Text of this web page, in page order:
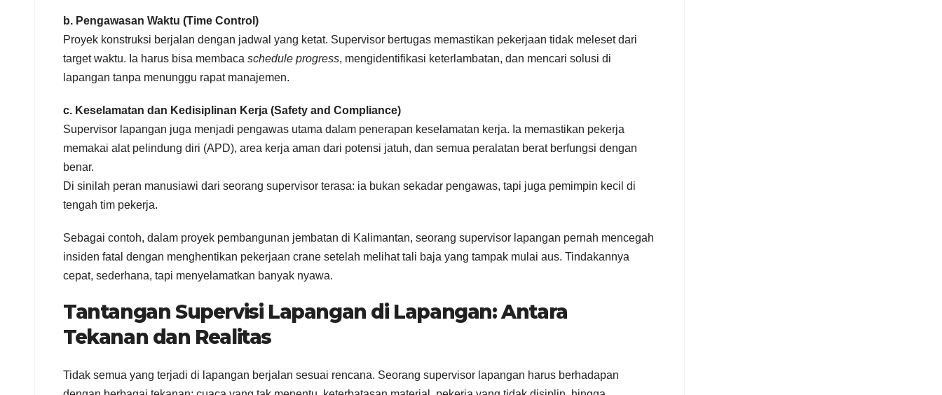
b. Pengawasan Waktu (Time Control)
Proyek konstruksi berjalan dengan jadwal yang ketat. Supervisor bertugas memastikan pekerjaan tidak meleset dari
target waktu. Ia harus bisa membaca schedule progress, mengidentifikasi keterlambatan, dan mencari solusi di
lapangan tanpa menunggu rapat manajemen.
c. Keselamatan dan Kedisiplinan Kerja (Safety and Compliance)
Supervisor lapangan juga menjadi pengawas utama dalam penerapan keselamatan kerja. Ia memastikan pekerja
memakai alat pelindung diri (APD), area kerja aman dari potensi jatuh, dan semua peralatan berat berfungsi dengan
benar.
Di sinilah peran manusiawi dari seorang supervisor terasa: ia bukan sekadar pengawas, tapi juga pemimpin kecil di
tengah tim pekerja.
Sebagai contoh, dalam proyek pembangunan jembatan di Kalimantan, seorang supervisor lapangan pernah mencegah
insiden fatal dengan menghentikan pekerjaan crane setelah melihat tali baja yang tampak mulai aus. Tindakannya
cepat, sederhana, tapi menyelamatkan banyak nyawa.
Tantangan Supervisi Lapangan di Lapangan: Antara
Tekanan dan Realitas
Tidak semua yang terjadi di lapangan berjalan sesuai rencana. Seorang supervisor lapangan harus berhadapan